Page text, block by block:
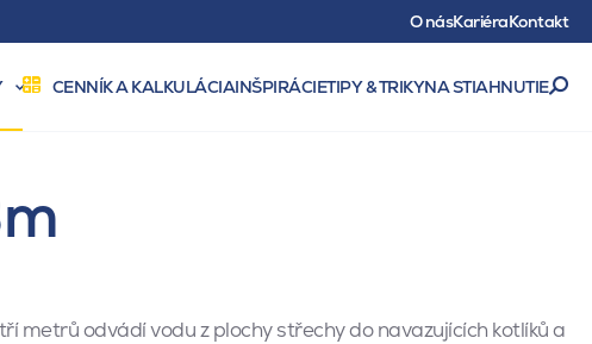
O násKariéraKontakt
CENNÍK A KALKULÁCIAINŠPIRÁCIETIPY & TRIKYNA STIAHNUTIE
metrů odvádí vodu z plochy střechy do navazujících kotlíků a